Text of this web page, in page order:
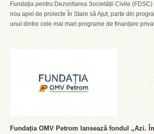
Fundația pentru Dezvoltarea Societății Civile
nou apel de proiecte În Stare să Ajut, parte din
unul dintre cele mai mari programe de finanțare
Fundația OMV Petrom lansează fondul „Azi.